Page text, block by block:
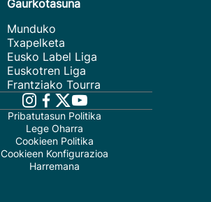
Gaurkotasuna
Munduko
Txapelketa
Eusko Label Liga
Euskotren Liga
Frantziako Tourra
Pribatutasun Politika
Lege Oharra
Cookieen Politika
Cookieen Konfigurazioa
Harremana